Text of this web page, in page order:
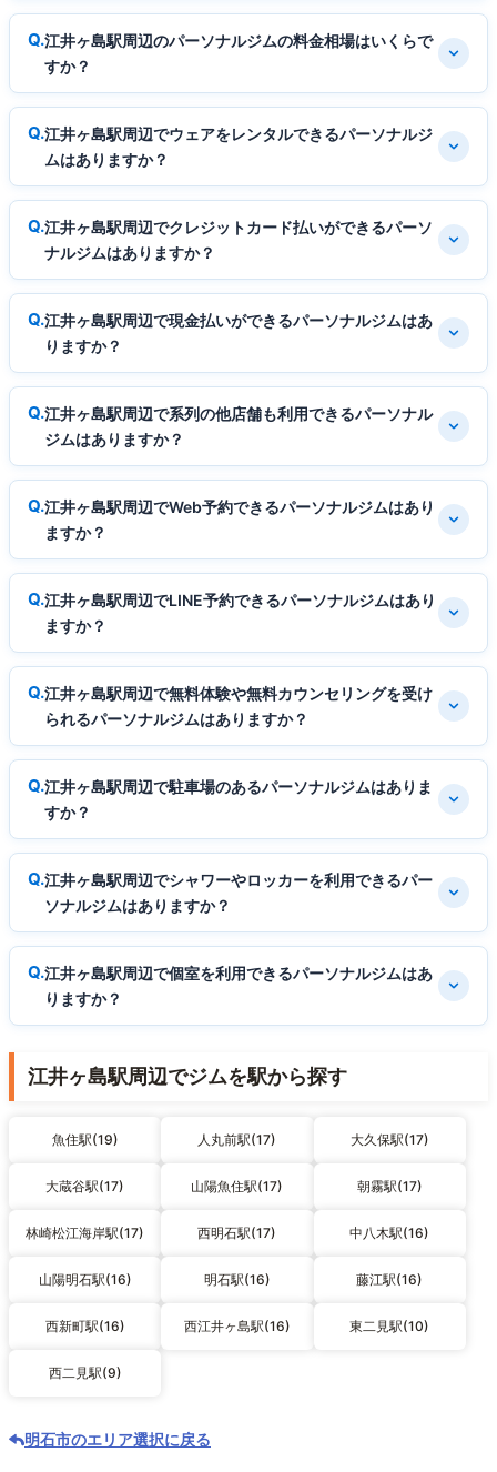
江井ヶ島駅周辺のパーソナルジムの料金相場はいくらで
すか？
江井ヶ島駅周辺でウェアをレンタルできるパーソナルジ
ムはありますか？
江井ヶ島駅周辺でクレジットカード払いができるパーソ
ナルジムはありますか？
江井ヶ島駅周辺で現金払いができるパーソナルジムはあ
りますか？
江井ヶ島駅周辺で系列の他店舗も利用できるパーソナル
ジムはありますか？
江井ヶ島駅周辺でWeb予約できるパーソナルジムはあり
ますか？
江井ヶ島駅周辺でLINE予約できるパーソナルジムはあり
ますか？
江井ヶ島駅周辺で無料体験や無料カウンセリングを受け
られるパーソナルジムはありますか？
江井ヶ島駅周辺で駐車場のあるパーソナルジムはありま
すか？
江井ヶ島駅周辺でシャワーやロッカーを利用できるパー
ソナルジムはありますか？
江井ヶ島駅周辺で個室を利用できるパーソナルジムはあ
りますか？
江井ヶ島駅周辺でジムを駅から探す
魚住駅(19) 人丸前駅(17) 大久保駅(17)
大蔵谷駅(17) 山陽魚住駅(17) 朝霧駅(17)
林崎松江海岸駅(17) 西明石駅(17) 中八木駅(16)
山陽明石駅(16) 明石駅(16) 藤江駅(16)
西新町駅(16) 西江井ヶ島駅(16) 東二見駅(10)
西二見駅(9)
明石市のエリア選択に戻る